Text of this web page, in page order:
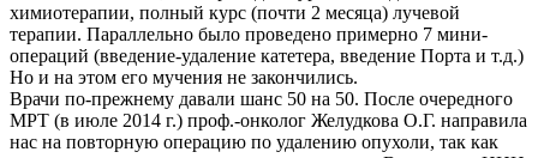
химиотерапии, полный курс (почти 2 месяца) лучевой
терапии. Параллельно было проведено примерно 7 мини-
операций (введение-удаление катетера, введение Порта и т.д.)
Но и на этом его мучения не закончились.
Врачи по-прежнему давали шанс 50 на 50. После очередного
МРТ (в июле 2014 г.) проф.-онколог Желудкова О.Г. направила
нас на повторную операцию по удалению опухоли, так как